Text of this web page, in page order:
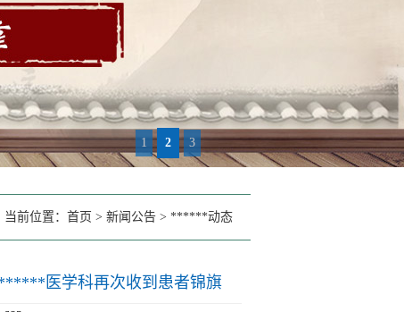
1 2 3
当前位置： 首页 > 新闻公告 > ******动态
医学科再次收到患者锦旗